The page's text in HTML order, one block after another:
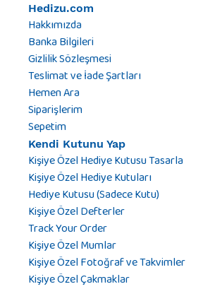
Hedizu.com
Hakkımızda
Banka Bilgileri
Gizlilik Sözleşmesi
Teslimat ve İade Şartları
Hemen Ara
Siparişlerim
Sepetim
Kendi Kutunu Yap
Kişiye Özel Hediye Kutusu Tasarla
Kişiye Özel Hediye Kutuları
Hediye Kutusu (Sadece Kutu)
Kişiye Özel Defterler
Track Your Order
Kişiye Özel Mumlar
Kişiye Özel Fotoğraf ve Takvimler
Kişiye Özel Çakmaklar